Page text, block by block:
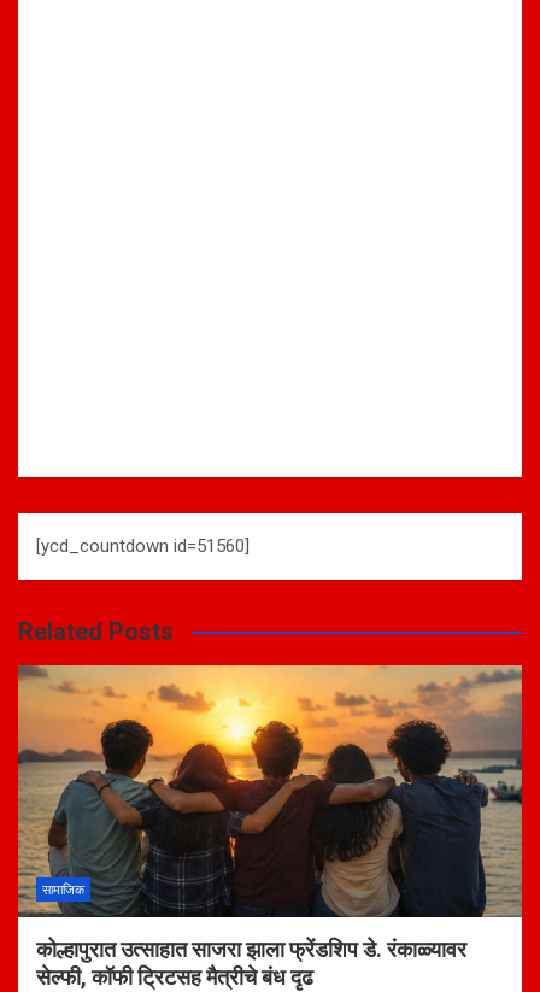
[ycd_countdown id=51560]
Related Posts
सामाजिक
कोल्हापुरात उत्साहात साजरा झाला फ्रेंडशिप डे. रंकाळ्यावर
सेल्फी, कॉफी ट्रिटसह मैत्रीचे बंध दृढ